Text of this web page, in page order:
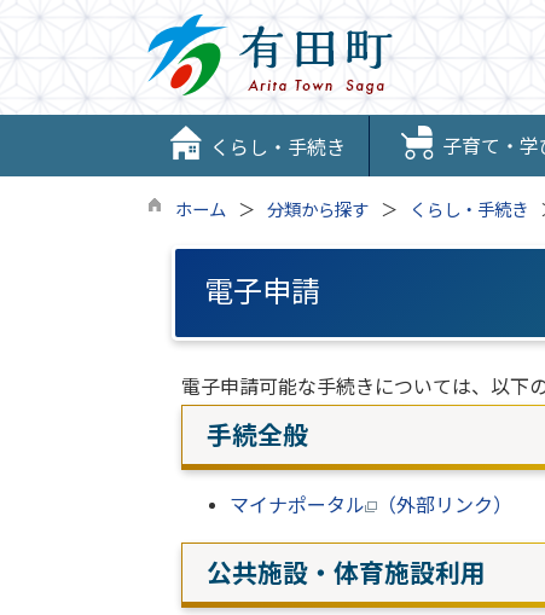
くらし・手続き 子育て・学
ホーム 分類から探す くらし・手続き
電子申請
電子申請可能な手続きについては、以下
手続全般
マイナポータル （外部リンク）
公共施設・体育施設利用